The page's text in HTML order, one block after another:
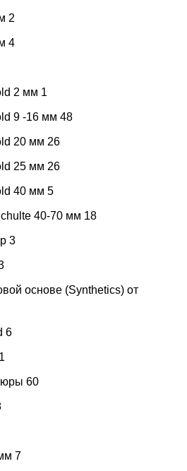
2
4
2 мм 1
9 -16 мм 48
20 мм 26
25 мм 26
40 мм 5
40-70 мм 18
3
основе (Synthetics) от
6
1
60
7